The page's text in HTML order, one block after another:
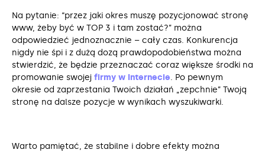
Na pytanie: “przez jaki okres muszę pozycjonować stronę
www, żeby być w TOP 3 i tam zostać?” można
odpowiedzieć jednoznacznie – cały czas. Konkurencja
nigdy nie śpi i z dużą dozą prawdopodobieństwa można
stwierdzić, że będzie przeznaczać coraz większe środki na
promowanie swojej firmy w Internecie. Po pewnym
okresie od zaprzestania Twoich działań „zepchnie” Twoją
stronę na dalsze pozycje w wynikach wyszukiwarki.
Warto pamiętać, że stabilne i dobre efekty można